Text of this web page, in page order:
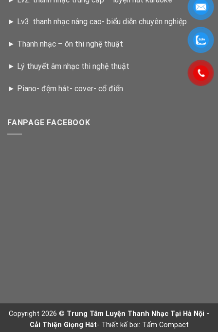
► Lv3: thanh nhạc nâng cao- biểu diễn chuyên nghiệp
► Thanh nhạc – ôn thi nghệ thuật
► Lý thuyết âm nhạc thi nghệ thuật
► Piano- đệm hát- cover- cổ điển
FANPAGE FACEBOOK
Copyright 2026 © Trung Tâm Luyện Thanh Nhạc Tại Hà Nội -
Cải Thiện Giọng Hát- Thiết kế bơi: Tấm Compact